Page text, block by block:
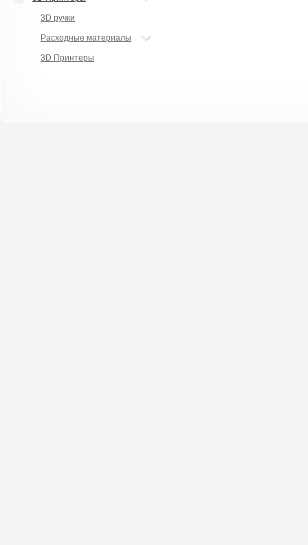
3D ручки
Расходные материалы
3D Принтеры